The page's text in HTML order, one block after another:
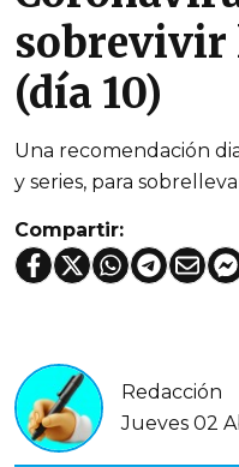
sobrevivir
(día 10)
Una recomendación
y series, para
Compartir:
Redacción
Jueves 02